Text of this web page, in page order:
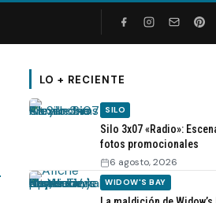
LO + RECIENTE
SILO
Silo 3x07 «Radio»:
fotos promocionales
6 agosto, 2026
WIDOW'S BAY